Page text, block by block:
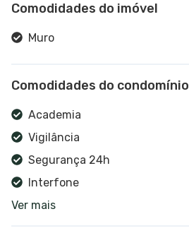
Comodidades do imóvel
Muro
Comodidades do condomínio
Academia
Vigilância
Segurança 24h
Interfone
Churrasqueira coletiva
Ver mais